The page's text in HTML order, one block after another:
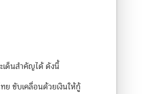
เด็นสำคัญได้ ดังนี้
ย ขับเคลื่อนด้วยเงินให้กู้